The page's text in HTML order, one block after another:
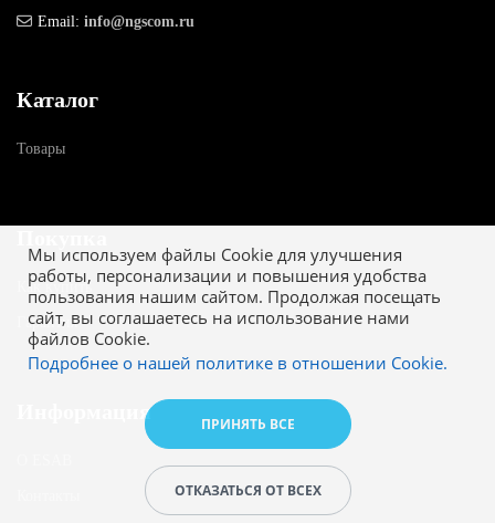
Мы используем файлы Cookie для улучшения
работы, персонализации и повышения удобства
пользования нашим сайтом. Продолжая посещать
сайт, вы соглашаетесь на использование нами
файлов Cookie.
Подробнее о нашей политике в отношении Cookie.
ПРИНЯТЬ ВСЕ
ОТКАЗАТЬСЯ ОТ ВСЕХ
Email: info@ngscom.ru
Каталог
Товары
Как купить
Гарантия
Информация